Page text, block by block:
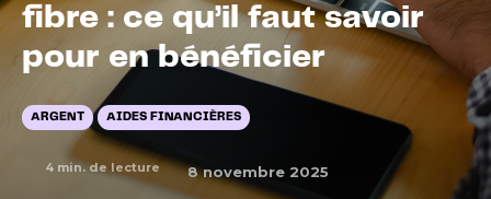
fibre : ce qu’il faut savoir
pour en bénéficier
ARGENT AIDES FINANCIÈRES
4 min. de lecture 8 novembre 2025